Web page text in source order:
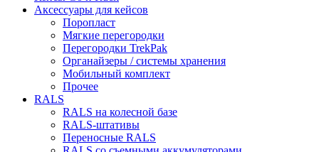
Аксессуары для кейсов
Поропласт
Мягкие перегородки
Перегородки TrekPak
Органайзеры / системы хранения
Мобильный комплект
Прочее
RALS
RALS на колесной базе
RALS-штативы
Переносные RALS